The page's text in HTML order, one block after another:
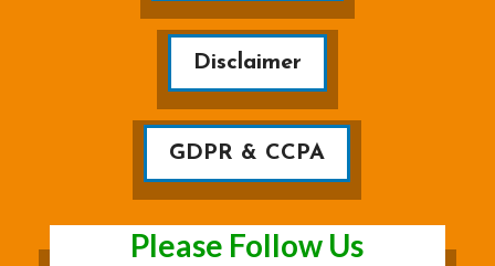
Disclaimer
GDPR & CCPA
Please Follow Us